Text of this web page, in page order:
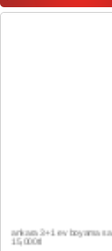
ERYAMAN BOYA
İLE BOYAMA 1500 TL